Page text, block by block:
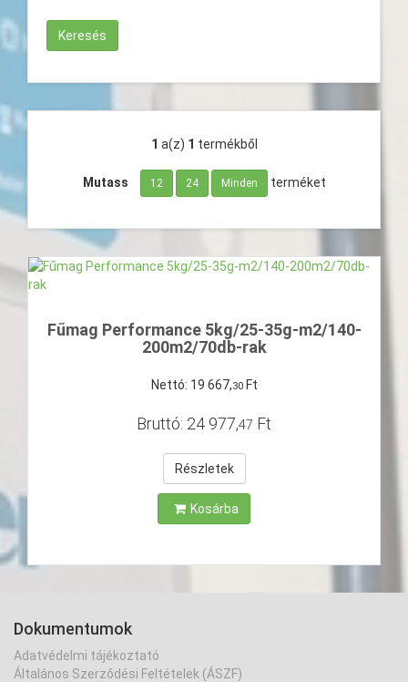
1 a(z) 1 termékből
Mutass 12 24 Minden terméket
Fűmag Performance 5kg/25-35g-m2/140-
200m2/70db-rak
Nettó: 19 667,30 Ft
Bruttó: 24 977,47 Ft
Részletek
Kosárba
Dokumentumok
Adatvédelmi tájékoztató
Általános Szerződési Feltételek (ÁSZF)